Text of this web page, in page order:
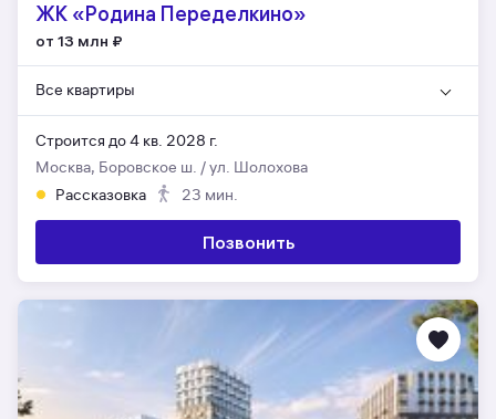
ЖК «Родина Переделкино»
от 13 млн ₽
Все квартиры
Строится до 4 кв. 2028 г.
Москва, Боровское ш. / ул. Шолохова
Рассказовка
23 мин.
Позвонить